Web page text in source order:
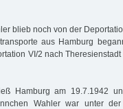
blieb noch von der
aus Hamburg
VI/2 nach
Hamburg am 19.7.1942
Wahler war unter